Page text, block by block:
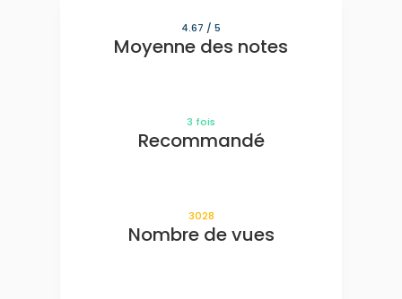
4.67 / 5
Moyenne des notes
3 fois
Recommandé
3028
Nombre de vues